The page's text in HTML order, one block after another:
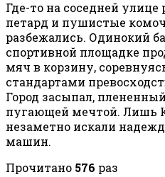
Где-то на соседней улице
петард и пушистые
разбежались. Одинокий
спортивной площадке
мяч в корзину,
стандартами
Город засыпал,
пугающей мечтой. Лишь
незаметно искали
машин.
Прочитано 576 раз